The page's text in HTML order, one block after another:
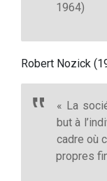
1964)
Robert Nozick
« La
but à
cadre où
propres